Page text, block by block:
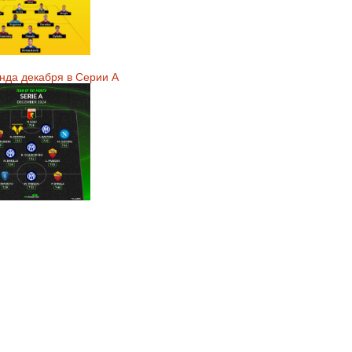
декабря в Серии А